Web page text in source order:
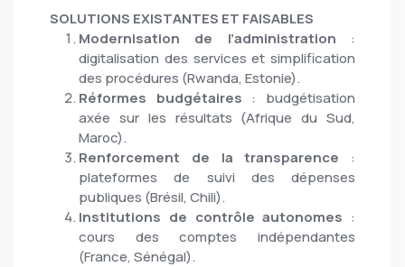
SOLUTIONS EXISTANTES ET FAISABLES
Modernisation de l’administration :
digitalisation des services et simplification
des procédures (Rwanda, Estonie).
Réformes budgétaires : budgétisation
axée sur les résultats (Afrique du Sud,
Maroc).
Renforcement de la transparence :
plateformes de suivi des dépenses
publiques (Brésil, Chili).
Institutions de contrôle autonomes :
cours des comptes indépendantes
(France, Sénégal).